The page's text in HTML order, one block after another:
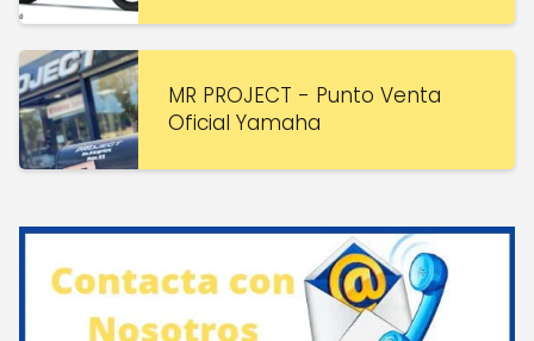
MR PROJECT - Punto Venta
Oficial Yamaha